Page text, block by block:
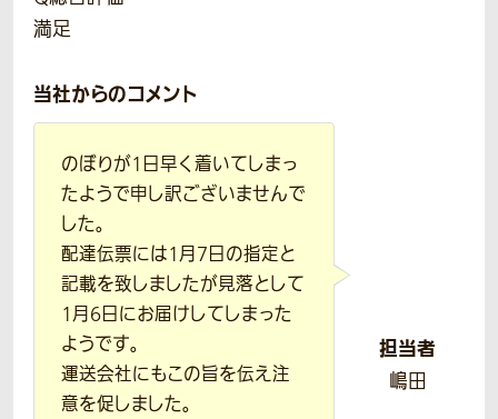
満足
当社からのコメント
のぼりが1日早く着いてしまっ
たようで申し訳ございませんで
した。
配達伝票には1月7日の指定と
記載を致しましたが見落として
1月6日にお届けしてしまった
ようです。
運送会社にもこの旨を伝え注
意を促しました。
担当者
嶋田